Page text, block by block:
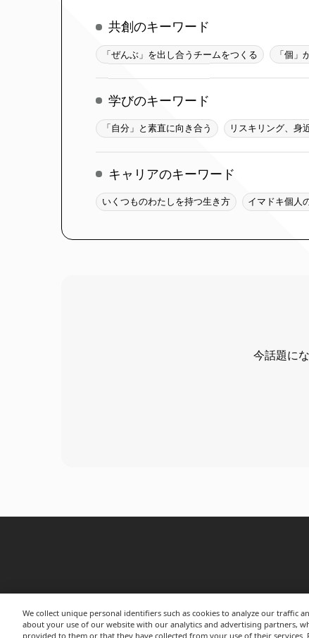
共創のキーワード
「ぜんぶ」を出し合うチームをつくる 「個」
学びのキーワード
「自分」と素直に向き合う リスキリング、身
キャリアのキーワード
いくつものわたしを持つ生き方 イマドキ個人
今話題に
ウェ
We collect unique personal identifiers such as cookies to analyze our traffic
about your use of our website with our analytics and advertising partners,
provided to them or that they have collected from your use of their services.